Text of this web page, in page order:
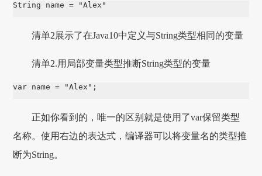
String name = "Alex"
清单2展示了在Java10中定义与String类型相同的变量
清单2.用局部变量类型推断String类型的变量
var name = "Alex";
正如你看到的，唯一的区别就是使用了var保留类型
名称。使用右边的表达式，编译器可以将变量名的类型推
断为String。